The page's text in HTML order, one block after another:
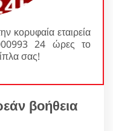
κορυφαία εταιρεία
24 ώρες το
σας!
βοήθεια